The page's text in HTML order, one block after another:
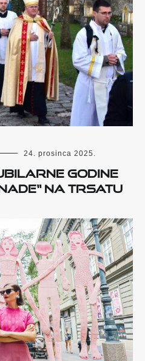
24. prosinca 2025.
godine
na Trsatu